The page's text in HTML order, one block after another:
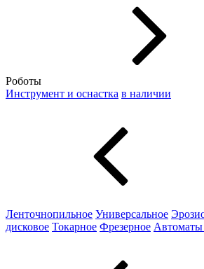
Роботы
Инструмент и оснастка в наличии
Ленточнопильное Универсальное
дисковое Токарное Фрезерное Автоматы